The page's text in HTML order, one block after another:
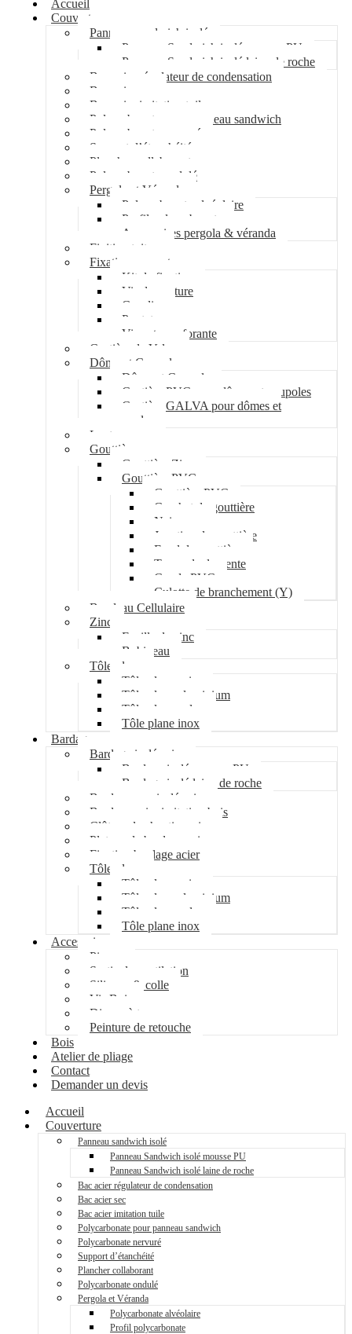
Accueil
Couverture
Panneau sandwich isolé
Panneau Sandwich isolé mousse PU
Panneau Sandwich isolé laine de roche
Bac acier régulateur de condensation
Bac acier sec
Bac acier imitation tuile
Polycarbonate pour panneau sandwich
Polycarbonate nervuré
Support d’étanchéité
Plancher collaborant
Polycarbonate ondulé
Pergola et Véranda
Polycarbonate alvéolaire
Profil polycarbonate
Accessoires pergola & véranda
Finition toiture
Fixation couverture
Kit de fixation
Vis de couture
Cavalier
Pontet
Vis auto-perforante
Costière de Velux
Dôme et Coupole
Dôme et Coupole
Costière PVC pour dômes et coupoles
Costière GALVA pour dômes et
coupoles
Lanterneau
Gouttière
Gouttière Zinc
Gouttière PVC
Gouttière PVC
Crochet de gouttière
Naissance
Jonction de gouttière
Fond de gouttière
Tuyau de descente
Coude PVC
Culotte de branchement (Y)
Bandeau Cellulaire
Zinc
Feuille de zinc
Bobineau
Tôle plane
Tôle plane acier
Tôle plane aluminium
Tôle plane galva
Tôle plane inox
Bardage
Bardage isolé acier
Bardage isolé mousse PU
Bardage isolé laine de roche
Bardage non isolé acier
Bardage acier imitation bois
Clôture de chantier acier
Plateau de bardage acier
Fixation bardage acier
Tôle plane
Tôle plane acier
Tôle plane aluminium
Tôle plane galva
Tôle plane inox
Accessoires
Pipeco
Sortie de ventilation
Silicone & colle
Vis Bois
Disque à tronçonner
Peinture de retouche
Bois
Atelier de pliage
Contact
Demander un devis
Accueil
Couverture
Panneau sandwich isolé
Panneau Sandwich isolé mousse PU
Panneau Sandwich isolé laine de roche
Bac acier régulateur de condensation
Bac acier sec
Bac acier imitation tuile
Polycarbonate pour panneau sandwich
Polycarbonate nervuré
Support d’étanchéité
Plancher collaborant
Polycarbonate ondulé
Pergola et Véranda
Polycarbonate alvéolaire
Profil polycarbonate